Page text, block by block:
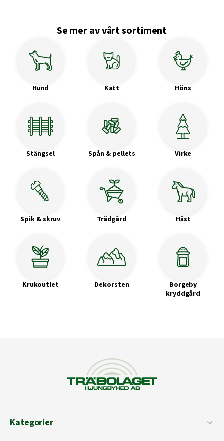
Se mer av vårt sortiment
Hund Katt Höns
Stängsel Spån & pellets Virke
Spik & skruv Trädgård Häst
Krukoutlet Dekorsten
Borgeby
kryddgård
Kategorier